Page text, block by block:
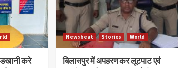
करे
Newsbeat Stories World
बिलासपुर में अपहरण कर लूटपाट एवं